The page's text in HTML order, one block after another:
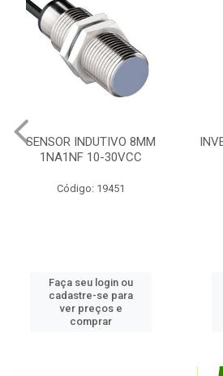
8MM
INVERSOR FREQ TRIF 380V
03HP
Código: 19998
Faça seu login ou
cadastre-se para
ver preços e